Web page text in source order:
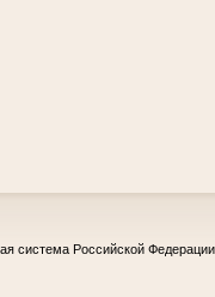
система Российской